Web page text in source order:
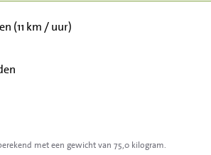
(11 km / uur)
met een gewicht van 75,0 kilogram.